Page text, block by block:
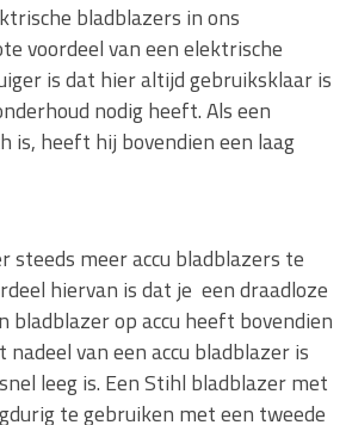
bladblazers in ons
voordeel van een elektrische
is dat hier altijd gebruiksklaar is
nodig heeft. Als een
is, heeft hij bovendien een laag
steeds meer accu bladblazers te
hiervan is dat je een draadloze
bladblazer op accu heeft bovendien
nadeel van een accu bladblazer is
leeg is. Een Stihl bladblazer met
te gebruiken met een tweede